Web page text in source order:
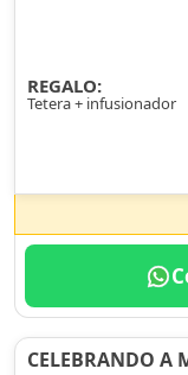
REGALO:
Tetera + infusionador
CELEBRANDO A